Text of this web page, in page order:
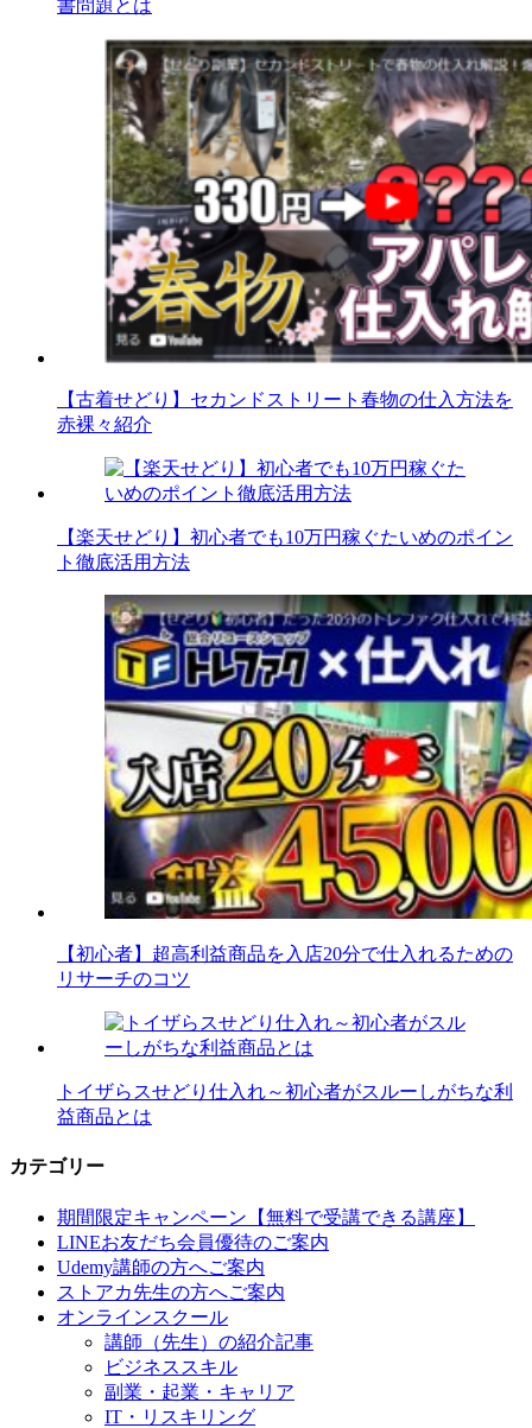
書問題とは
【古着せどり】セカンドストリート春物の仕入方法を
赤裸々紹介
【楽天せどり】初心者でも10万円稼ぐたいめのポイン
ト徹底活用方法
【初心者】超高利益商品を入店20分で仕入れるための
リサーチのコツ
トイザらスせどり仕入れ～初心者がスルーしがちな利
益商品とは
カテゴリー
期間限定キャンペーン【無料で受講できる講座】
LINEお友だち会員優待のご案内
Udemy講師の方へご案内
ストアカ先生の方へご案内
オンラインスクール
講師（先生）の紹介記事
ビジネススキル
副業・起業・キャリア
IT・リスキリング